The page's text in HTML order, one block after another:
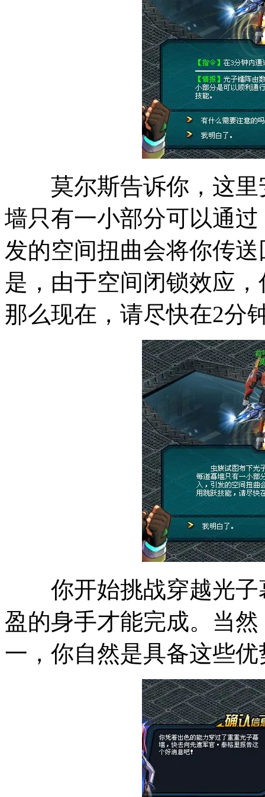
莫尔斯告诉你，这里
墙只有一小部分可以通
发的空间扭曲会将你传
是，由于空间闭锁效应
那么现在，请尽快在2分
你开始挑战穿越光子
盈的身手才能完成。当
一，你自然是具备这些优